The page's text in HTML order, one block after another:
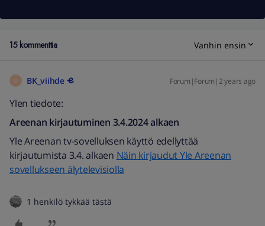
15 kommenttia Vanhin ensin
B BK_viihde Forum|Forum|2 years ago
Ylen tiedote:
Areenan kirjautuminen 3.4.2024 alkaen
Yle Areenan tv-sovelluksen käyttö edellyttää
kirjautumista 3.4. alkaen Näin kirjaudut Yle Areenan
sovellukseen älytelevisiolla
1 henkilö tykkää tästä